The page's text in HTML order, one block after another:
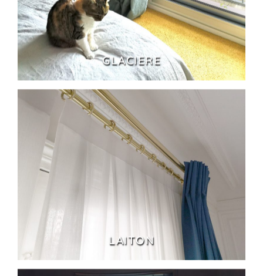
GLACIERE
LAITON